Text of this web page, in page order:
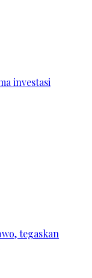
investasi
tegaskan